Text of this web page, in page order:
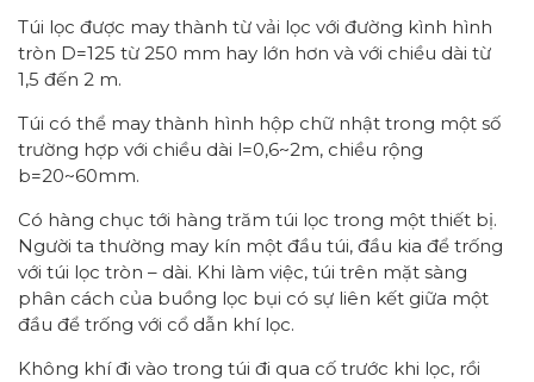
Túi lọc được may thành từ vải lọc với đường kình hình
tròn D=125 từ 250 mm hay lớn hơn và với chiều dài từ
1,5 đến 2 m.
Túi có thể may thành hình hộp chữ nhật trong một số
trường hợp với chiều dài l=0,6~2m, chiều rộng
b=20~60mm.
Có hàng chục tới hàng trăm túi lọc trong một thiết bị.
Người ta thường may kín một đầu túi, đầu kia để trống
với túi lọc tròn – dài. Khi làm việc, túi trên mặt sàng
phân cách của buồng lọc bụi có sự liên kết giữa một
đầu để trống với cổ dẫn khí lọc.
Không khí đi vào trong túi đi qua cố trước khi lọc, rồi